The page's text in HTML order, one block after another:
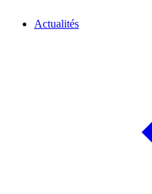
Actualités